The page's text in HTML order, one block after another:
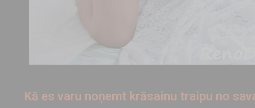
Kā es varu noņemt krāsainu traipu no